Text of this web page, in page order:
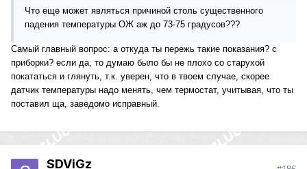
Что еще может являться причиной столь существенного
падения температуры ОЖ аж до 73-75 градусов???
Самый главный вопрос: а откуда ты пережь такие показания? с
приборки? если да, то думаю было бы не плохо со старухой
покататься и глянуть, т.к. уверен, что в твоем случае, скорее
датчик температуры надо менять, чем термостат, учитывая, что ты
поставил ща, заведомо исправный.
SDViGz